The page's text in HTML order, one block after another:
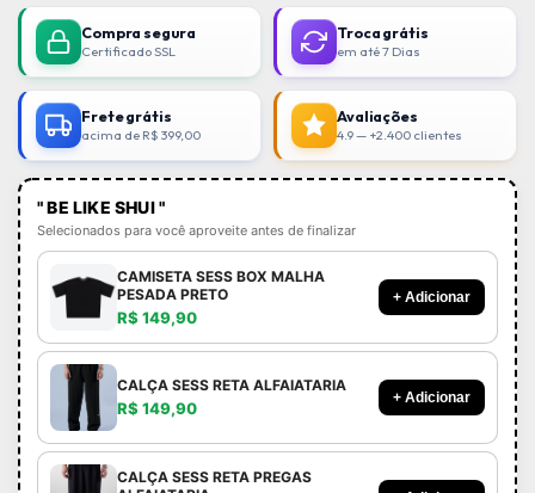
Compra segura
Certificado SSL
Troca grátis
em até 7 Dias
Frete grátis
acima de R$ 399,00
Avaliações
4.9 — +2.400 clientes
" BE LIKE SHUI "
Selecionados para você aproveite antes de finalizar
CAMISETA SESS BOX MALHA
PESADA PRETO
R$ 149,90
+ Adicionar
CALÇA SESS RETA ALFAIATARIA
R$ 149,90
+ Adicionar
CALÇA SESS RETA PREGAS